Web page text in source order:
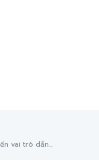
vai trò dẫn...